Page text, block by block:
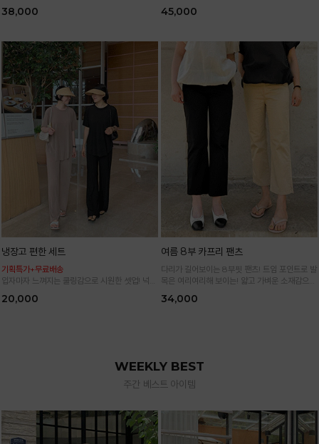
38,000 45,000
냉장고 편한 세트
기획특가+무료배송
입자마자 느껴지는 쿨링감으로 시원한 셋업! 넉넉
20,000
여름 8부 카프리 팬츠
다리가 길어보이는 8부핏 팬츠! 트임 포인트로 발
목은 여리여리해 보이는! 얇고 가벼운 소재감으로
*블랙·주문폭주로 인한 입고지연·순차발송 진행중
34,000
WEEKLY BEST
주간 베스트 아이템